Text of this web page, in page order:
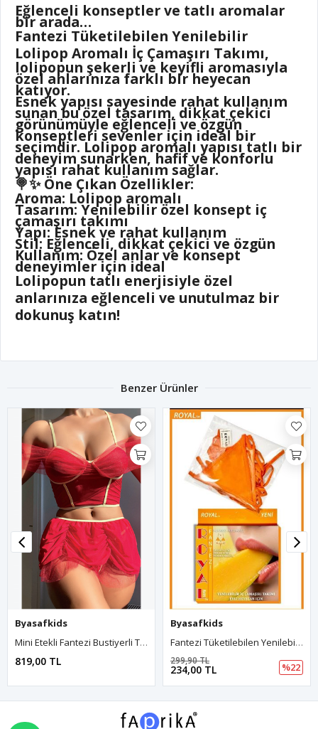
Eğlenceli konseptler ve tatlı aromalar
bir arada…
Fantezi Tüketilebilen Yenilebilir
Lolipop Aromalı İç Çamaşırı Takımı,
lolipopun şekerli ve keyifli aromasıyla
özel anlarınıza farklı bir heyecan
katıyor.
Esnek yapısı sayesinde rahat kullanım
sunan bu özel tasarım, dikkat çekici
görünümüyle eğlenceli ve özgün
konseptleri sevenler için ideal bir
seçimdir. Lolipop aromalı yapısı tatlı bir
deneyim sunarken, hafif ve konforlu
yapısı rahat kullanım sağlar.
🍭✨Öne Çıkan Özellikler:
Aroma: Lolipop aromalı
Tasarım: Yenilebilir özel konsept iç
çamaşırı takımı
Yapı: Esnek ve rahat kullanım
Stil: Eğlenceli, dikkat çekici ve özgün
Kullanım: Özel anlar ve konsept
deneyimler için ideal
Lolipopun tatlı enerjisiyle özel
anlarınıza eğlenceli ve unutulmaz bir
dokunuş katın!
Benzer Ürünler
Byasafkids
Mini Etekli Fantezi Bustiyerli Takım
819,00 TL
Byasafkids
Fantezi Tüketilebilen Yenilebilir Mango Aromalı İç Çamaşırı Takımı
234,00 TL
299,90 TL
%22